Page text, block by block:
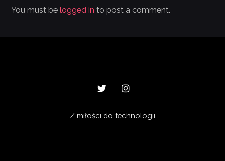
You must belogged in to post a comment.
Z miłości do technologii